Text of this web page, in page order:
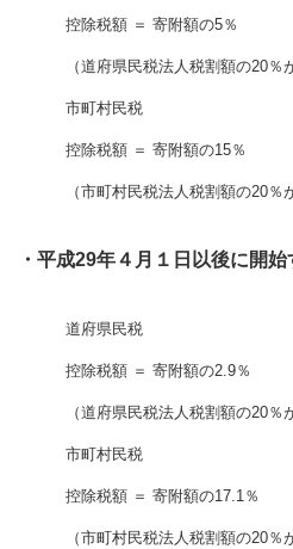
控除税額 ＝ 寄附額の5％
（道府県民税法人税割額の20％
市町村民税
控除税額 ＝ 寄附額の15％
（市町村民税法人税割額の20％
・平成29年４月１日以後に開
道府県民税
控除税額 ＝ 寄附額の2.9％
（道府県民税法人税割額の20％
市町村民税
控除税額 ＝ 寄附額の17.1％
（市町村民税法人税割額の20％